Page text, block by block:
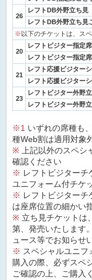
26
レフトDB外野立ち見
レフトDB外野立ち見
※ 以下のチケットは、ス
20
レフトビジター指定席
レフトビジター指定
21
レフト応援ビジター
レフト応援ビジター
23
レフトビジター外野
レフトビジター外野
※1 いずれの席種も
種Web割は適用対象
※ 上記以外のスペシ
確認ください
※ レフトビジター
ユニフォーム付チケ
※ レフトビジター
は座席位置の細かい
※ 立ち見チケットは
第、発売いたします
ュース等でお知らせ
※ スペシャルユニフ
購入の際、必ずスペ
ご確認の上、ご購入